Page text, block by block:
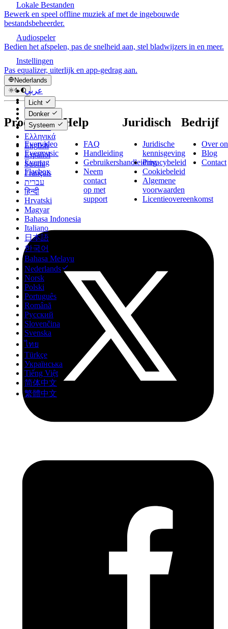
Lokale Bestanden
Bewerk en speel offline muziek af met de ingebouwde
bestandsbeheerder.
Audiospeler
Bedien het afspelen, pas de snelheid aan, stel bladwijzers in en meer.
Instellingen
Pas equalizer, uiterlijk en app-gedrag aan.
Nederlands
عربي
Català
Čeština
Dansk
Deutsch
Ελληνικά
English
Español
Suomi
Français
עברית
हिन्दी
Hrvatski
Magyar
Bahasa Indonesia
Italiano
日本語
한국어
Bahasa Melayu
Nederlands
Norsk
Polski
Português
Română
Русский
Slovenčina
Svenska
ไทย
Türkçe
Українська
Tiếng Việt
简体中文
繁體中文
Licht
Donker
Systeem
Producten
Evervideo
Evermusic
Evertag
Flacbox
Help
FAQ
Handleiding
Gebruikershandleiding
Neem
contact
op met
support
Juridisch
Juridische
kennisgeving
Privacybeleid
Cookiebeleid
Algemene
voorwaarden
Licentieovereenkomst
Bedrijf
Over
Blog
Contact